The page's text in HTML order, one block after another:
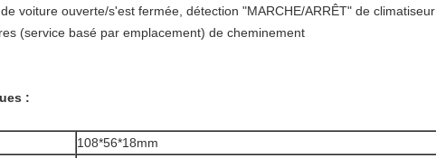
voiture ouverte/s'est fermée, détection "MARCHE/ARRÊT" de climatiseur
(service basé par emplacement) de cheminement
:
108*56*18mm